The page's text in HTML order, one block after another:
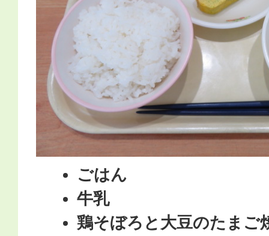
ごはん
牛乳
鶏そぼろと大豆のたまご